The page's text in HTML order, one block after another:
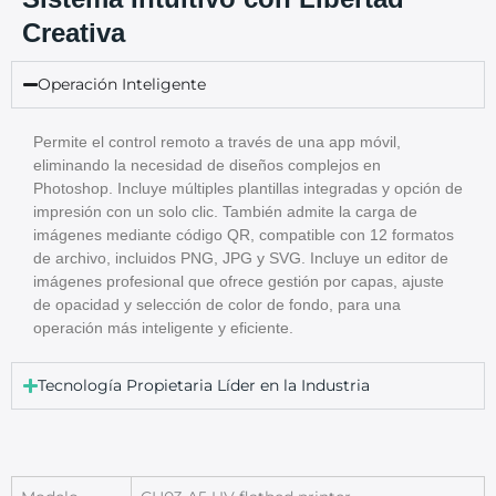
Creativa
Operación Inteligente
Permite el control remoto a través de una app móvil,
eliminando la necesidad de diseños complejos en
Photoshop. Incluye múltiples plantillas integradas y opción de
impresión con un solo clic. También admite la carga de
imágenes mediante código QR, compatible con 12 formatos
de archivo, incluidos PNG, JPG y SVG. Incluye un editor de
imágenes profesional que ofrece gestión por capas, ajuste
de opacidad y selección de color de fondo, para una
operación más inteligente y eficiente.
Tecnología Propietaria Líder en la Industria